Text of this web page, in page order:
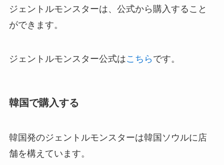
ジェントルモンスターは、公式から購入すること
ができます。
ジェントルモンスター公式はこちら です。
韓国で購入する
韓国発のジェントルモンスターは韓国ソウルに店
舗を構えています。